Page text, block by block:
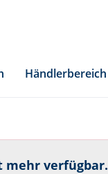
Händlerbereich
mehr verfügbar.